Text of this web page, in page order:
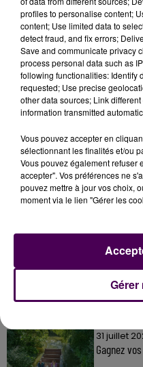
Arnaud Prost occupera
en vol. Il deviendra ainsi
français en activité, aux
de Sophie Adenot. Une
mission est prévue pour
À LA UNE
31 juillet
Gagnez
profiles to personalise content;
content; Use limited data to
detect fraud, and fix errors;
Save and communicate privacy
process personal data such as
following functionalities: Identify
requested; Use precise
other data sources; Link
information transmitted
Vous pouvez accepter en
sélectionnant les finalités et/ou
Vous pouvez également refuser
accepter". Vos préférences ne
pouvez mettre à jour vos choix,
moment via le lien "Gérer les
Gérer